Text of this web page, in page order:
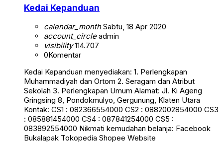
Kedai Kepanduan
calendar_monthSabtu, 18 Apr 2020
account_circleadmin
visibility114.707
0Komentar
Kedai Kepanduan menyediakan: 1. Perlengkapan
Muhammadiyah dan Ortom 2. Seragam dan Atribut
Sekolah 3. Perlengkapan Umum Alamat: Jl. Ki Ageng
Gringsing 8, Pondokmulyo, Gergunung, Klaten Utara
Kontak: CS1 : 082366554000 CS2 : 0882002854000 CS3
: 085881454000 CS4 : 087841254000 CS5 :
083892554000 Nikmati kemudahan belanja: Facebook
Bukalapak Tokopedia Shopee Website